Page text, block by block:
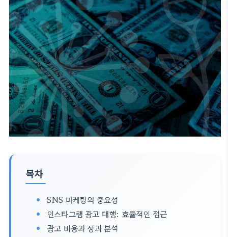
목차
SNS 마케팅의 중요성
인스타그램 광고 대행: 효율적인 접근
광고 비용과 성과 분석